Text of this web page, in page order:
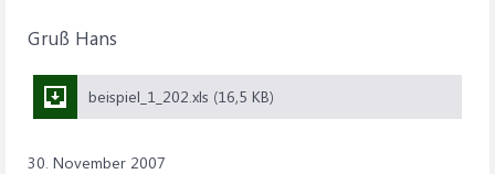
Gruß Hans
beispiel_1_202.xls (16,5 KB)
30. November 2007